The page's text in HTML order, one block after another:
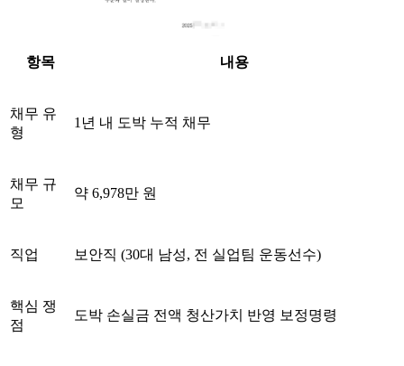
항목 내용
채무 유
형
1년 내 도박 누적 채무
채무 규
모
약 6,978만 원
직업 보안직 (30대 남성, 전 실업팀 운동선수)
핵심 쟁
점
도박 손실금 전액 청산가치 반영 보정명령